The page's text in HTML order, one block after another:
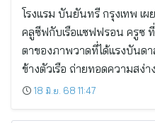
โรงแรม บันยันทรี กรุงเทพ เ
คลูซีฟกับเรือแซฟฟรอน ครูซ
ตาของภาพวาดที่ได้แรงบันด
ข้างตัวเรือ ถ่ายทอดความสง่
18 มิ.ย. 68 11:47